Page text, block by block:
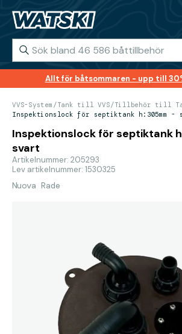
Allt för båtsommaren - upp till
VVS-System /Tank till VVS/Tillbehör till
Inspektionslock för septiktank h:305mm -
Inspektionslock för septiktank
svart
Artikelnummer: 205293
Lev artikelnummer: 1530325
Nuova Rade